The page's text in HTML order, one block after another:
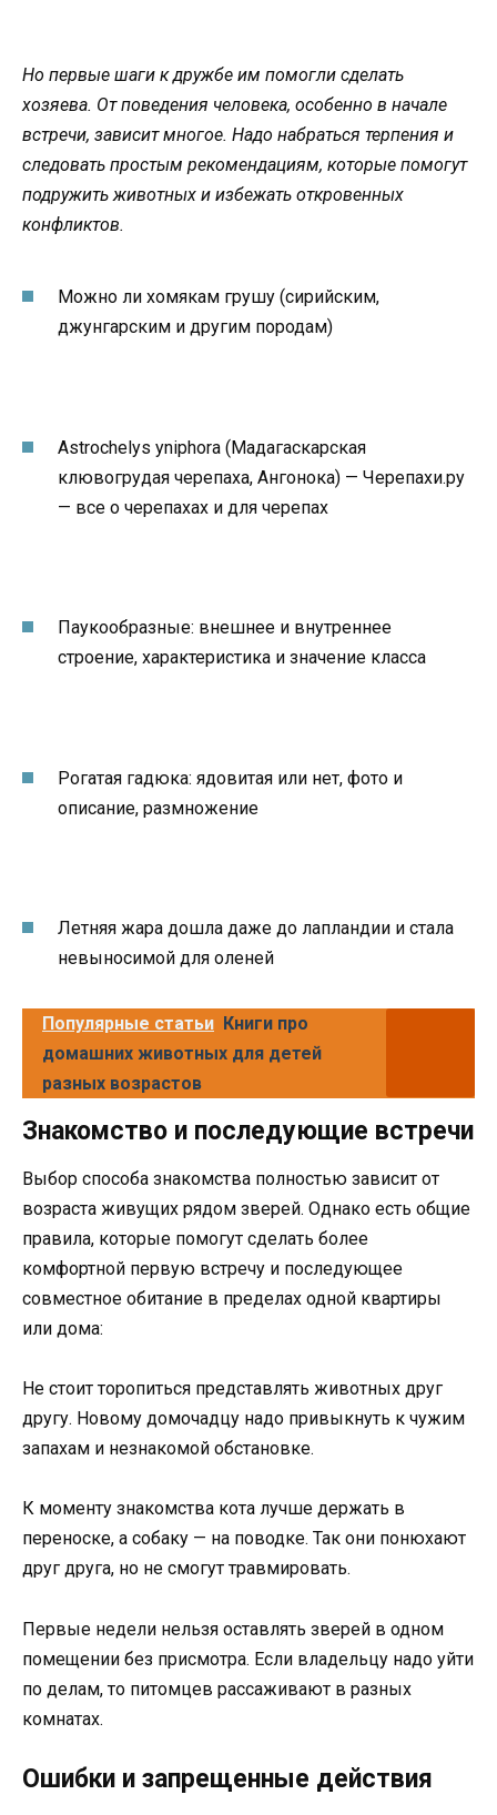
Но первые шаги к дружбе им помогли сделать
хозяева. От поведения человека, особенно в начале
встречи, зависит многое. Надо набраться терпения и
следовать простым рекомендациям, которые помогут
подружить животных и избежать откровенных
конфликтов.
Можно ли хомякам грушу (сирийским,
джунгарским и другим породам)
Astrochelys yniphora (Мадагаскарская
клювогрудая черепаха, Ангонока) — Черепахи.ру
— все о черепахах и для черепах
Паукообразные: внешнее и внутреннее
строение, характеристика и значение класса
Рогатая гадюка: ядовитая или нет, фото и
описание, размножение
Летняя жара дошла даже до лапландии и стала
невыносимой для оленей
Популярные статьи Книги про
домашних животных для детей
разных возрастов
Знакомство и последующие встречи
Выбор способа знакомства полностью зависит от
возраста живущих рядом зверей. Однако есть общие
правила, которые помогут сделать более
комфортной первую встречу и последующее
совместное обитание в пределах одной квартиры
или дома:
Не стоит торопиться представлять животных друг
другу. Новому домочадцу надо привыкнуть к чужим
запахам и незнакомой обстановке.
К моменту знакомства кота лучше держать в
переноске, а собаку — на поводке. Так они понюхают
друг друга, но не смогут травмировать.
Первые недели нельзя оставлять зверей в одном
помещении без присмотра. Если владельцу надо уйти
по делам, то питомцев рассаживают в разных
комнатах.
Ошибки и запрещенные действия